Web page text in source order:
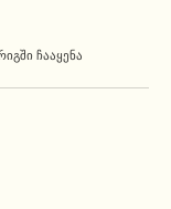
ᲩᲐᲐᲧᲔᲜᲐ